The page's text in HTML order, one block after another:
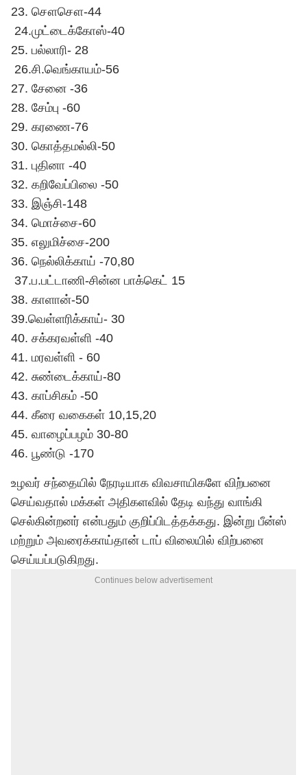
23. சௌசௌ-44
24.முட்டைக்கோஸ்-40
25. பல்லாரி- 28
26.சி.வெங்காயம்-56
27. சேனை -36
28. சேம்பு -60
29. கரணை-76
30. கொத்தமல்லி-50
31. புதினா -40
32. கறிவேப்பிலை -50
33. இஞ்சி-148
34. மொச்சை-60
35. எலுமிச்சை-200
36. நெல்லிக்காய் -70,80
37.ப.பட்டாணி-சின்ன பாக்கெட் 15
38. காளான்-50
39.வெள்ளரிக்காய்- 30
40. சக்கரவள்ளி -40
41. மரவள்ளி - 60
42. சுண்டைக்காய்-80
43. காப்சிகம் -50
44. கீரை வகைகள் 10,15,20
45. வாழைப்பழம் 30-80
46. பூண்டு -170
உழவர் சந்தையில் நேரடியாக விவசாயிகளே விற்பனை
செய்வதால் மக்கள் அதிகளவில் தேடி வந்து வாங்கி
செல்கின்றனர் என்பதும் குறிப்பிடத்தக்கது. இன்று பீன்ஸ்
மற்றும் அவரைக்காய்தான் டாப் விலையில் விற்பனை
செய்யப்படுகிறது.
Continues below advertisement